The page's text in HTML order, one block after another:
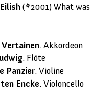
(*2001) What was
Vertainen. Akkordeon
. Flöte
Panzier. Violine
Encke. Violoncello